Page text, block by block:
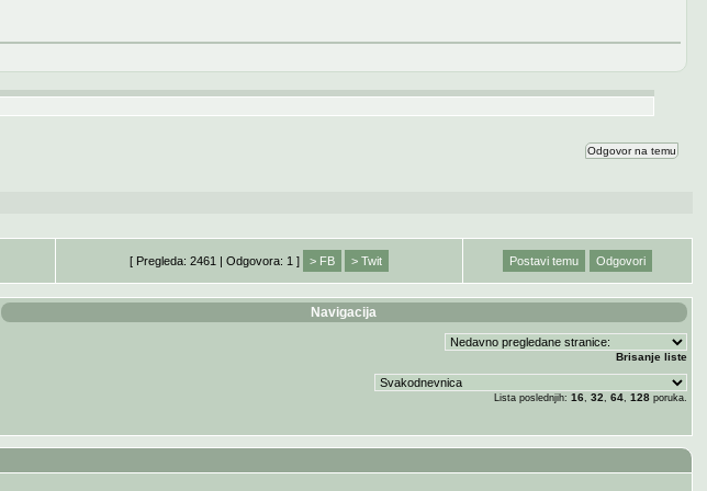
Odgovor na temu
[ Pregleda: 2461 | Odgovora: 1 ] > FB > Twit Postavi temu Odgovori
Navigacija
Brisanje liste
Lista poslednjih: 16, 32 64, 128poruka.